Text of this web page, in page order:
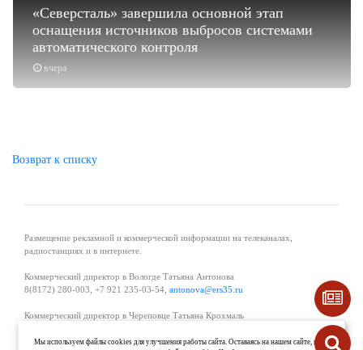
вчера
«Северсталь» завершила основной этап
оснащения источников выбросов системами
автоматического контроля
Возврат к списку
Размещение рекламной и коммерческой информации на телеканалах,
радиостанциях и в интернете.
Коммерческий директор в Вологде Татьяна Антонова
8(8172) 280-003, +7 921 235-03-54, antonova@ers35.ru
Коммерческий директор в Череповце Татьяна Крохмаль
Мы используем файлы cookies для улучшения работы сайта. Оставаясь на нашем сайте, вы